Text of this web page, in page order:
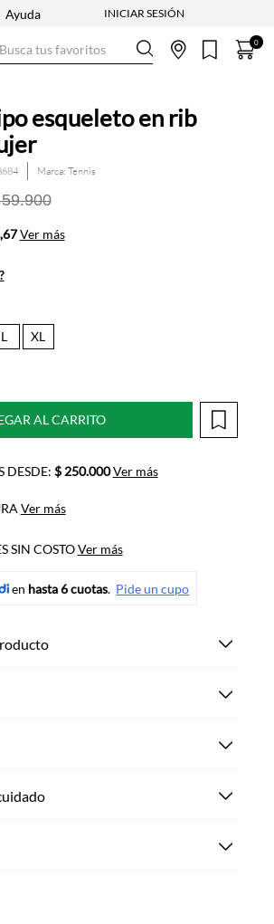
Ayuda
0
esqueleto en rib
Tennis
Ver más
L XL
AL CARRITO
DESDE: $ 250.000 Ver más
Ver más
SIN COSTOVer más